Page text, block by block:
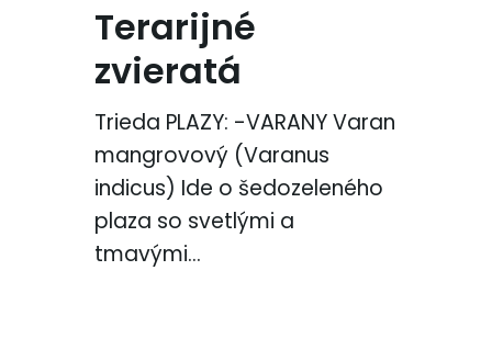
Terarijné
zvieratá
Trieda PLAZY: -VARANY Varan
mangrovový (Varanus
indicus) Ide o šedozeleného
plaza so svetlými a
tmavými…